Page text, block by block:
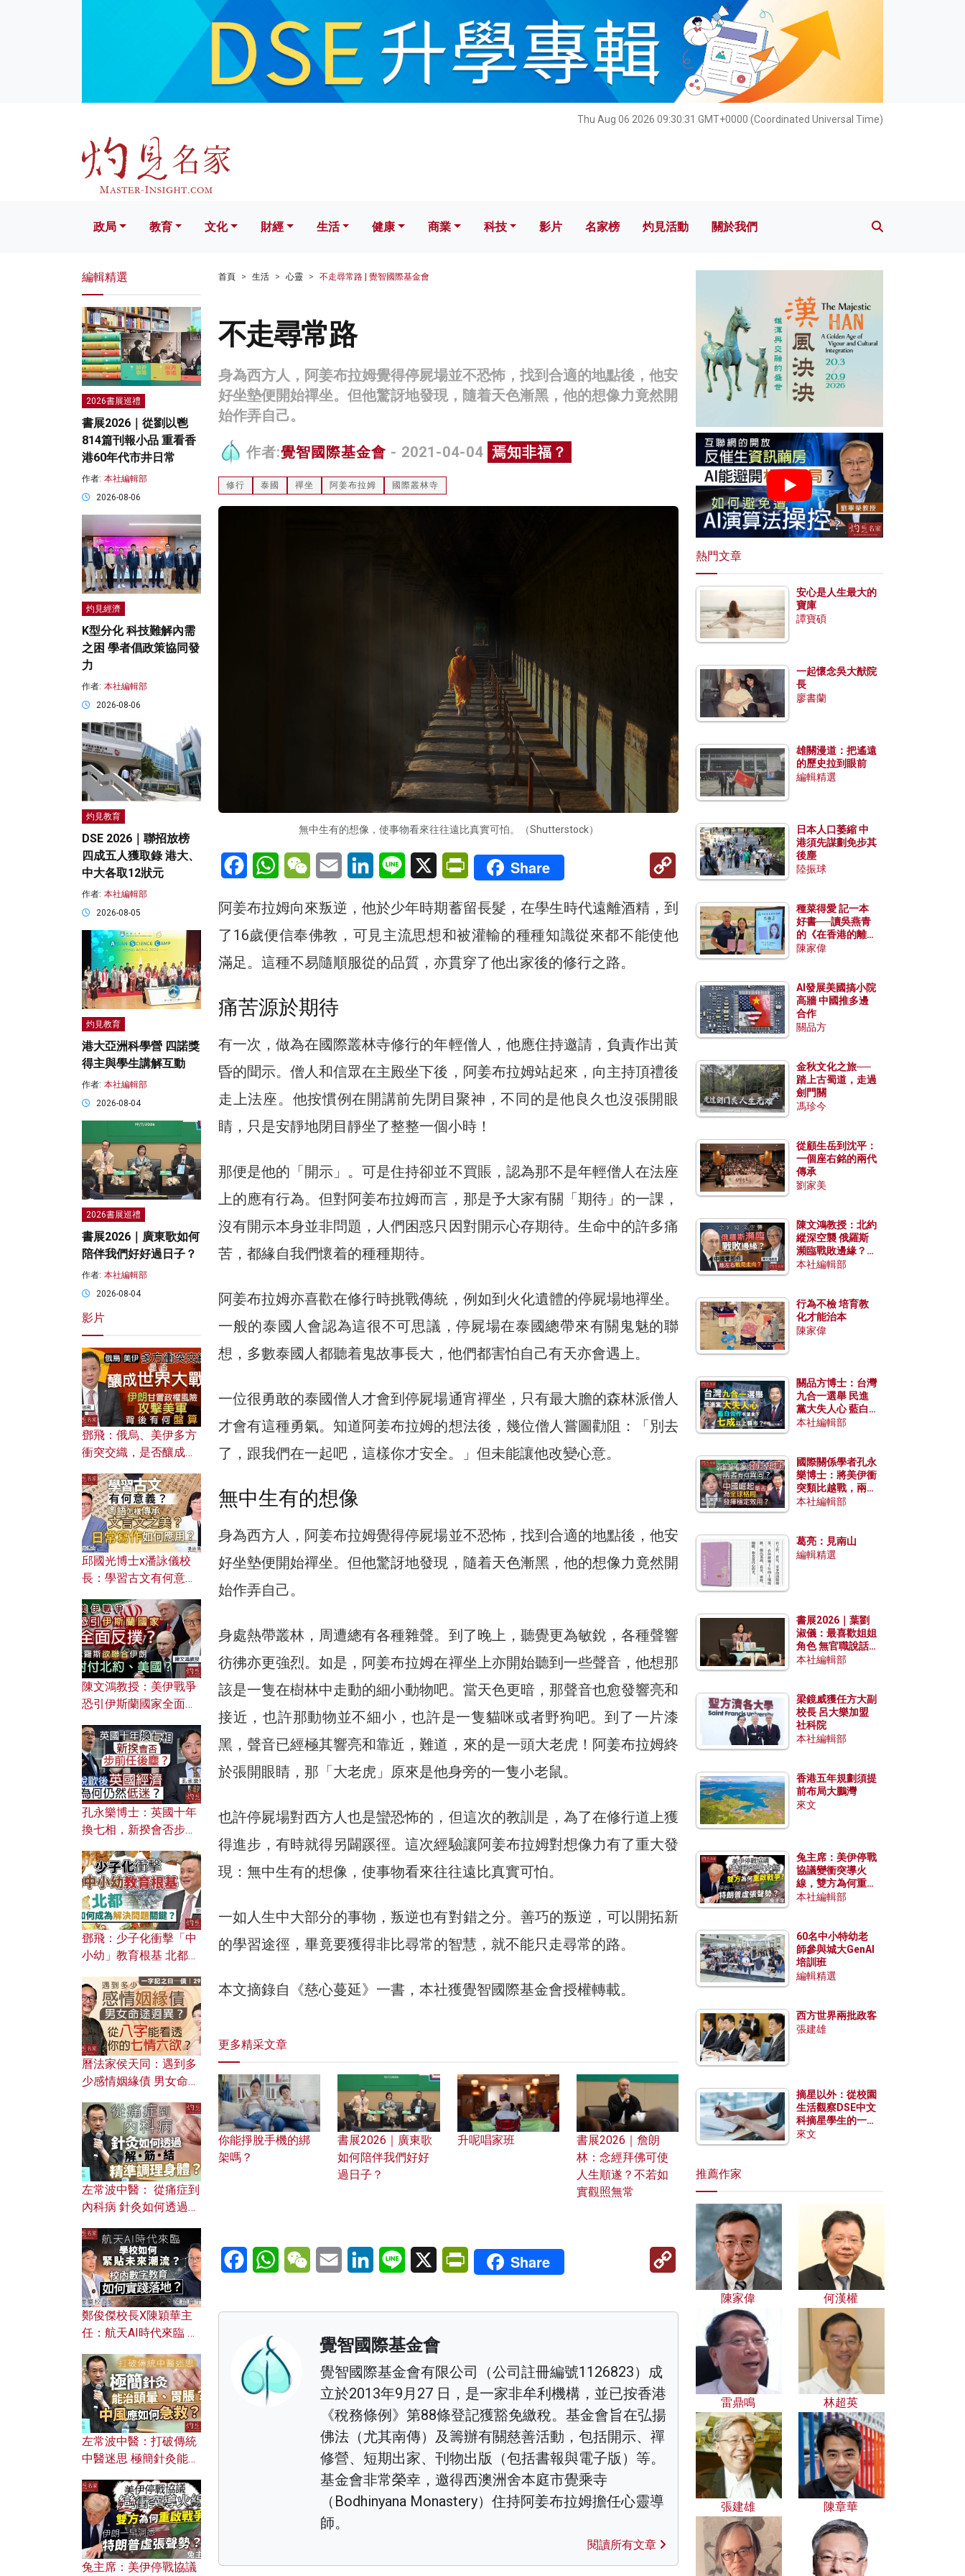
Thu Aug 06 2026 09:30:32 GMT+0000 (Coordinated Universal Time)
文化 財經 生活 健康 科技 影片 名家榜 灼見活動 關於我們
政局 教育 文化 財經 生活 健康 商業 科技 影片 名家榜 灼見活動 關於我們
首頁 生活 心靈 不走尋常路 | 覺智國際基金會
不走尋常路
身為西方人，阿姜布拉姆覺得停屍場並不恐怖，找到合適的地點後，他安
好坐墊便開始禪坐。但他驚訝地發現，隨着天色漸黑，他的想像力竟然開
始作弄自己。
作者:覺智國際基金會 - 2021-04-04 焉知非福？
修行 泰國 禪坐 阿姜布拉姆 國際叢林寺
無中生有的想像，使事物看來往往遠比真實可怕。（Shutterstock）
FacebookWhatsAppWeChatEmail LinkedInLine X PrintFriendly
Share
Copy
阿姜布拉姆向來叛逆，他於少年時期蓄留長髮，在學生時代遠離酒精，到
了16歲便信奉佛教，可見主流思想和被灌輸的種種知識從來都不能使他
滿足。這種不易隨順服從的品質，亦貫穿了他出家後的修行之路。
痛苦源於期待
有一次，做為在國際叢林寺修行的年輕僧人，他應住持邀請，負責作出黃
昏的聞示。僧人和信眾在主殿坐下後，阿姜布拉姆站起來，向主持頂禮後
走上法座。他按慣例在開講前先閉目聚神，不同的是他良久也沒張開眼
睛，只是安靜地閉目靜坐了整整一個小時！
那便是他的「開示」。可是住持卻並不買賬，認為那不是年輕僧人在法座
上的應有行為。但對阿姜布拉姆而言，那是予大家有關「期待」的一課，
沒有開示本身並非問題，人們困惑只因對開示心存期待。生命中的許多痛
苦，都緣自我們懷着的種種期待。
阿姜布拉姆亦喜歡在修行時挑戰傳統，例如到火化遺體的停屍場地禪坐。
一般的泰國人會認為這很不可思議，停屍場在泰國總帶來有關鬼魅的聯
想，多數泰國人都聽着鬼故事長大，他們都害怕自己有天亦會遇上。
一位很勇敢的泰國僧人才會到停屍場通宵禪坐，只有最大膽的森林派僧人
才會有這種勇氣。知道阿姜布拉姆的想法後，幾位僧人嘗圖勸阻：「別去
了，跟我們在一起吧，這樣你才安全。」但未能讓他改變心意。
無中生有的想像
身為西方人，阿姜布拉姆覺得停屍場並不恐怖，找到合適的地點後，他安
好坐墊便開始禪坐。但他驚訝地發現，隨着天色漸黑，他的想像力竟然開
始作弄自己。
身處熱帶叢林，周遭總有各種雜聲。到了晚上，聽覺更為敏銳，各種聲響
彷彿亦更強烈。如是，阿姜布拉姆在禪坐上亦開始聽到一些聲音，他想那
該是一隻在樹林中走動的細小動物吧。當天色更暗，那聲音也愈發響亮和
接近，也許那動物並不細小，也許是一隻貓咪或者野狗吧。到了一片漆
黑，聲音已經極其響亮和靠近，難道，來的是一頭大老虎！阿姜布拉姆終
於張開眼睛，那「大老虎」原來是他身旁的一隻小老鼠。
也許停屍場對西方人也是蠻恐怖的，但這次的教訓是，為了在修行道上獲
得進步，有時就得另闢蹊徑。這次經驗讓阿姜布拉姆對想像力有了重大發
現：無中生有的想像，使事物看來往往遠比真實可怕。
一如人生中大部分的事物，叛逆也有對錯之分。善巧的叛逆，可以開拓新
的學習途徑，畢竟要獲得非比尋常的智慧，就不能只走尋常的路。
本文摘錄自《慈心蔓延》一書，本社獲覺智國際基金會授權轉載。
更多精采文章
你能掙脫手機的綁
架嗎？
書展2026｜廣東歌
如何陪伴我們好好
過日子？
升呢唱家班
書展2026｜詹朗
林：念經拜佛可使
人生順遂？不若如
實觀照無常
FacebookWhatsAppWeChatEmail LinkedInLine X PrintFriendly
Share
Copy
Link
覺智國際基金會
覺智國際基金會有限公司（公司註冊編號1126823）成
立於2013年9月27 日，是一家非牟利機構，並已按香港
《稅務條例》第88條登記獲豁免繳稅。基金會旨在弘揚
佛法（尤其南傳）及籌辦有關慈善活動，包括開示、禪
修營、短期出家、刊物出版（包括書報與電子版）等。
基金會非常榮幸，邀得西澳洲舍本庭市覺乘寺
（Bodhinyana Monastery）住持阿姜布拉姆擔任心靈導
師。
閱讀所有文章
編輯精選
2026書展巡禮
書展2026｜從劉以鬯
814篇刊報小品 重看香
港60年代市井日常
作者: 本社編輯部
2026-08-06
灼見經濟
K型分化 科技難解內需
之困 學者倡政策協同發
力
作者: 本社編輯部
2026-08-06
灼見教育
DSE 2026｜聯招放榜
四成五人獲取錄 港大、
中大各取12狀元
作者: 本社編輯部
2026-08-05
灼見教育
港大亞洲科學營 四諾獎
得主與學生講解互動
作者: 本社編輯部
2026-08-04
2026書展巡禮
書展2026｜廣東歌如何
陪伴我們好好過日子？
作者: 本社編輯部
2026-08-04
影片
鄧飛：俄烏、美伊多方
衝突交織，是否釀成世
風險攻擊美軍，背後有
何盤算？
邱國光博士x潘詠儀校
長：學習古文有何意
文之美？ 日常寫作如何
應用？
陳文鴻教授：美伊戰爭
恐引伊斯蘭國家全面反
對付北約美國？
孔永樂博士：英國十年
換七相，新揆會否步前
濟為何仍然低迷？
鄧飛：少子化衝擊「中
小幼」教育根基 北都如
曆法家侯天同：遇到多
少感情姻緣債 男女命途
的七情六欲？
左常波中醫： 從痛症到
內科病 針灸如何透過解
鄭俊傑校長X陳穎華主
任：航天AI時代來臨 學
校內數字教育如何實踐
落地？
左常波中醫：打破傳統
中醫迷思 極簡針灸能治
何急救？
兔主席：美伊停戰協議
熱門文章
安心是人生最大的
寶庫
譚寶碩
一起懷念吳大猷院
長
廖書蘭
雄關漫道：把遙遠
的歷史拉到眼前
編輯精選
日本人口萎縮 中
港須先謀劃免步其
後塵
陸振球
種菜得愛 記一本
好書──讀吳燕青
的《在香港的離島
種菜》
陳家偉
AI發展美國搞小院
高牆 中國推多邊
合作
關品方
金秋文化之旅──
踏上古蜀道，走過
劍門關
馮珍今
從顧生岳到沈平：
一個座右銘的兩代
傳承
劉家美
陳文鴻教授：北約
縱深空襲 俄羅斯
瀕臨戰敗邊緣？中
國零部件能左右戰
本社編輯部
行為不檢 培育教
化才能治本
陳家偉
關品方博士：台灣
九合一選舉 民進
黨大失人心 藍白
合作有望拿下七成
本社編輯部
國際關係學者孔永
樂博士：將美伊衝
突類比越戰，兩者
有何異同？中國崛
本社編輯部
葛亮：見南山
編輯精選
書展2026｜葉劉
淑儀：最喜歡姐姐
角色 無官職說話
包袱少
本社編輯部
梁鏡威獲任方大副
校長 呂大樂加盟
社科院
本社編輯部
香港五年規劃須提
前布局大鵬灣
來文
兔主席：美伊停戰
協議變衝突導火
線，雙方為何重啟
戰爭？伊朗一早洞
本社編輯部
60名中小特幼老
師參與城大GenAI
培訓班
編輯精選
西方世界兩批政客
張建雄
摘星以外：從校園
生活觀察DSE中文
科摘星學生的一點
特質
來文
推薦作家
陳家偉 何漢權
雷鼎鳴 林超英
張建雄 陳章華